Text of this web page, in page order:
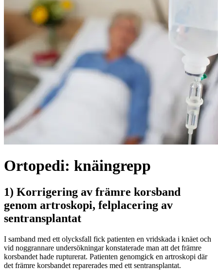
Ortopedi: knäingrepp
1) Korrigering av främre korsband
genom artroskopi, felplacering av
sentransplantat
I samband med ett olycksfall fick patienten en vridskada i knäet och
vid noggrannare undersökningar konstaterade man att det främre
korsbandet hade rupturerat. Patienten genomgick en artroskopi där
det främre korsbandet reparerades med ett sentransplantat.